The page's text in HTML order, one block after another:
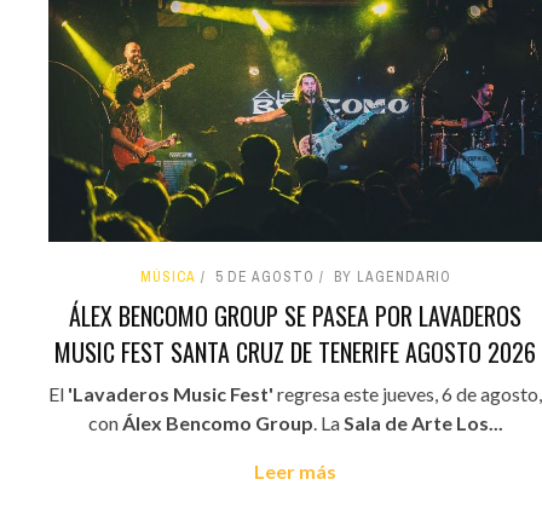
MÚSICA 5 DE AGOSTO BY LAGENDARIO
ÁLEX BENCOMO GROUP SE PASEA POR LAVADEROS
MUSIC FEST SANTA CRUZ DE TENERIFE AGOSTO 2026
El 'Lavaderos Music Fest' regresa este jueves, 6 de agosto,
conÁlex Bencomo Group. LaSala de Arte Los...
Leer más